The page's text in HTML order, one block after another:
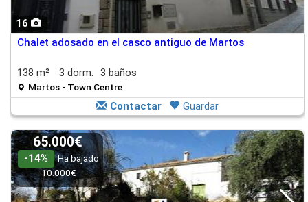
16
Chalet adosado en el casco antiguo de Martos
138 m² 3 dorm. 3 baños
Martos - Town Centre
Contactar Guardar
65.000€
-14%
Ha bajado
10.000€